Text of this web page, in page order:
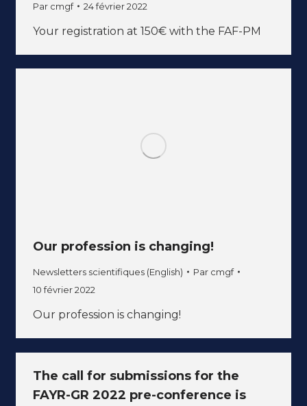
Par cmgf 24 février 2022
Your registration at 150€ with the FAF-PM
Our profession is changing!
Newsletters scientifiques (English) Par cmgf
10 février 2022
Our profession is changing!
The call for submissions for the
FAYR-GR 2022 pre-conference is